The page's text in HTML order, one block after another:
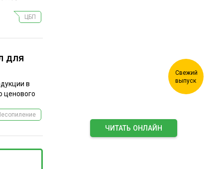
ЦБП
для
в
ценового
ЧИТАТЬ ОНЛАЙН